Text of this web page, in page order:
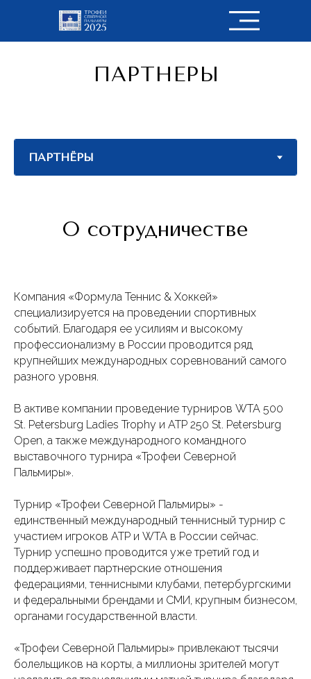
ПАРТНЕРЫ
О сотрудничестве
Компания «Формула Теннис & Хоккей»
специализируется на проведении спортивных
событий. Благодаря ее усилиям и высокому
профессионализму в России проводится ряд
крупнейших международных соревнований самого
разного уровня.
В активе компании проведение турниров WTA 500
St. Petersburg Ladies Trophy и ATP 250 St. Petersburg
Open, а также международного командного
выставочного турнира «Трофеи Северной
Пальмиры».
Турнир «Трофеи Северной Пальмиры» -
единственный международный теннисный турнир с
участием игроков ATP и WTA в России сейчас.
Турнир успешно проводится уже третий год и
поддерживает партнерские отношения
федерациями, теннисными клубами, петербургскими
и федеральными брендами и СМИ, крупным бизнесом,
органами государственной власти.
«Трофеи Северной Пальмиры» привлекают тысячи
болельщиков на корты, а миллионы зрителей могут